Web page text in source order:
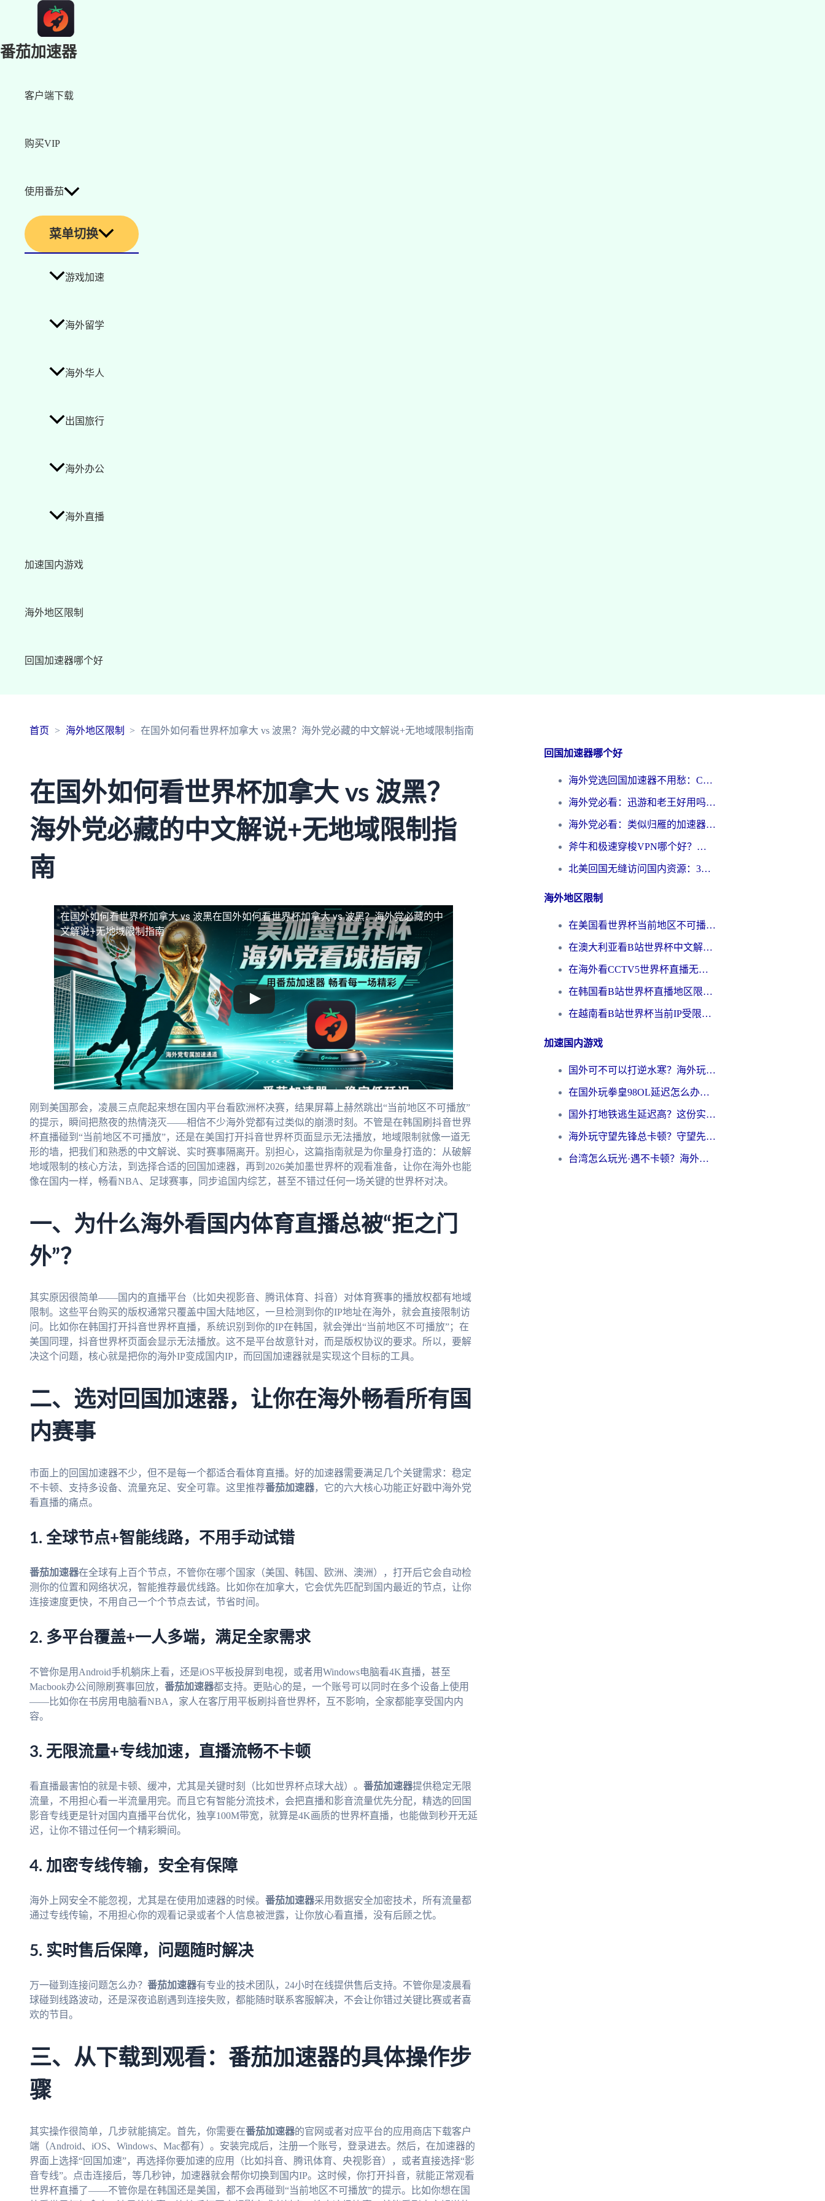
番茄加速器
客户端下载
购买VIP
使用番茄
菜单切换
游戏加速
海外留学
海外华人
出国旅行
海外办公
海外直播
加速国内游戏
海外地区限制
回国加速器哪个好
首页 海外地区限制 在国外如何看世界杯加拿大 vs 波黑？海外党必藏的中文解说+无地域限制指南
在国外如何看世界杯加拿大 vs 波黑？
海外党必藏的中文解说+无地域限制指
南
在国外如何看世界杯加拿大 vs 波黑在国外如何看世界杯加拿大 vs 波黑？海外党必藏的中
文解说+无地域限制指南
刚到美国那会，凌晨三点爬起来想在国内平台看欧洲杯决赛，结果屏幕上赫然跳出“当前地区不可播放”
的提示，瞬间把熬夜的热情浇灭——相信不少海外党都有过类似的崩溃时刻。不管是在韩国刷抖音世界
杯直播碰到“当前地区不可播放”，还是在美国打开抖音世界杯页面显示无法播放，地域限制就像一道无
形的墙，把我们和熟悉的中文解说、实时赛事隔离开。别担心，这篇指南就是为你量身打造的：从破解
地域限制的核心方法，到选择合适的回国加速器，再到2026美加墨世界杯的观看准备，让你在海外也能
像在国内一样，畅看NBA、足球赛事，同步追国内综艺，甚至不错过任何一场关键的世界杯对决。
一、为什么海外看国内体育直播总被“拒之门
外”？
其实原因很简单——国内的直播平台（比如央视影音、腾讯体育、抖音）对体育赛事的播放权都有地域
限制。这些平台购买的版权通常只覆盖中国大陆地区，一旦检测到你的IP地址在海外，就会直接限制访
问。比如你在韩国打开抖音世界杯直播，系统识别到你的IP在韩国，就会弹出“当前地区不可播放”；在
美国同理，抖音世界杯页面会显示无法播放。这不是平台故意针对，而是版权协议的要求。所以，要解
决这个问题，核心就是把你的海外IP变成国内IP，而回国加速器就是实现这个目标的工具。
二、选对回国加速器，让你在海外畅看所有国
内赛事
市面上的回国加速器不少，但不是每一个都适合看体育直播。好的加速器需要满足几个关键需求：稳定
不卡顿、支持多设备、流量充足、安全可靠。这里推荐番茄加速器，它的六大核心功能正好戳中海外党
看直播的痛点。
1. 全球节点+智能线路，不用手动试错
番茄加速器在全球有上百个节点，不管你在哪个国家（美国、韩国、欧洲、澳洲），打开后它会自动检
测你的位置和网络状况，智能推荐最优线路。比如你在加拿大，它会优先匹配到国内最近的节点，让你
连接速度更快，不用自己一个个节点去试，节省时间。
2. 多平台覆盖+一人多端，满足全家需求
不管你是用Android手机躺床上看，还是iOS平板投屏到电视，或者用Windows电脑看4K直播，甚至
Macbook办公间隙刷赛事回放， 番茄加速器都支持。更贴心的是，一个账号可以同时在多个设备上使用
——比如你在书房用电脑看NBA，家人在客厅用平板刷抖音世界杯，互不影响，全家都能享受国内内
容。
3. 无限流量+专线加速，直播流畅不卡顿
看直播最害怕的就是卡顿、缓冲，尤其是关键时刻（比如世界杯点球大战）。 番茄加速器提供稳定无限
流量，不用担心看一半流量用完。而且它有智能分流技术，会把直播和影音流量优先分配，精选的回国
影音专线更是针对国内直播平台优化，独享100M带宽，就算是4K画质的世界杯直播，也能做到秒开无延
迟，让你不错过任何一个精彩瞬间。
4. 加密专线传输，安全有保障
海外上网安全不能忽视，尤其是在使用加速器的时候。 番茄加速器采用数据安全加密技术，所有流量都
通过专线传输，不用担心你的观看记录或者个人信息被泄露，让你放心看直播，没有后顾之忧。
5. 实时售后保障，问题随时解决
万一碰到连接问题怎么办？ 番茄加速器有专业的技术团队，24小时在线提供售后支持。不管你是凌晨看
球碰到线路波动，还是深夜追剧遇到连接失败，都能随时联系客服解决，不会让你错过关键比赛或者喜
欢的节目。
三、从下载到观看：番茄加速器的具体操作步
骤
其实操作很简单，几步就能搞定。首先，你需要在番茄加速器的官网或者对应平台的应用商店下载客户
端（Android、iOS、Windows、Mac都有）。安装完成后，注册一个账号，登录进去。然后，在加速器的
界面上选择“回国加速”，再选择你要加速的应用（比如抖音、腾讯体育、央视影音），或者直接选择“影
音专线”。点击连接后，等几秒钟，加速器就会帮你切换到国内IP。这时候，你打开抖音，就能正常观看
世界杯直播了——不管你是在韩国还是美国，都不会再碰到“当前地区不可播放”的提示。比如你想在国
回国加速器哪个好
海外党选回国加速器不用愁：ChickCN和洞见哪个好？一篇搞定所有疑问
海外党必看：迅游和老王好用吗？3分钟选对加速国内网络的加速器
海外党必看：类似归雁的加速器怎么选？一篇搞定无缝访问国内资源
斧牛和极速穿梭VPN哪个好？海外党选回国加速器必看的真实对比与避坑指南
北美回国无缝访问国内资源：3年海外党亲测的加速器选择指南
海外地区限制
在美国看世界杯当前地区不可播放？海外党体育观赛终极指南来了！
在澳大利亚看B站世界杯中文解说仅限中国大陆？这篇指南帮你打破限制看遍赛事
在海外看CCTV5世界杯直播无法播放？这篇指南让你和国内球迷同步呐喊
在韩国看B站世界杯直播地区限制？这篇指南让你告别“当前地区不可播放”
在越南看B站世界杯当前IP受限制？海外党体育观赛终极指南来了
加速国内游戏
国外可不可以打逆水寒？海外玩家国服畅玩终极指南（附漫威荒野乱斗加速方案）
在国外玩拳皇98OL延迟怎么办？海外党亲测有效的低延迟指南
国外打地铁逃生延迟高？这份实测有效的低延迟指南帮你吃鸡
海外玩守望先锋总卡顿？守望先锋游戏加速器在哪里买&避坑指南（附欧洲非洲游戏实测）
台湾怎么玩光·遇不卡顿？海外党国服游戏加速终极攻略（附实测体验）